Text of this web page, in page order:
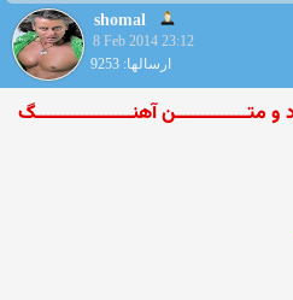
shomal
8 Feb 2014 23:12
ارسالها: 9253
و متـــــــــــــــن آهنــــــــــــــــــــگ